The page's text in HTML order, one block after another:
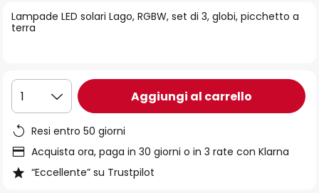
immagini
Lampade LED solari Lago, RGBW, set di 3, globi, picchetto a
terra
1 Aggiungi al carrello
Resi entro 50 giorni
Acquista ora, paga in 30 giorni o in 3 rate con Klarna
“Eccellente” su Trustpilot